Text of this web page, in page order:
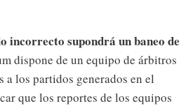
incorrecto supondrá un baneo de
dispone de un equipo de árbitros
a los partidos generados en el
que los reportes de los equipos